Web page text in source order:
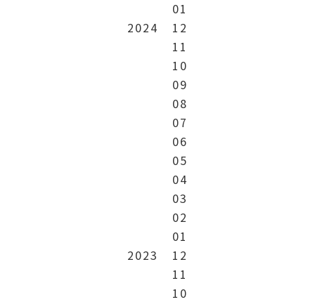
01
2024
12
11
10
09
08
07
06
05
04
03
02
01
2023
12
11
10